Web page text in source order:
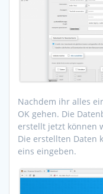
Nachdem ihr alles
OK gehen. Die
erstellt jetzt können
Die erstellten Daten
eins eingeben.